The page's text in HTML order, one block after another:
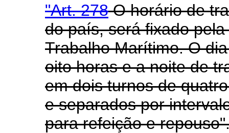
"Art. 278O horário de
do país, será fixado
Trabalho Marítimo. O
oito horas e a noite de
em dois turnos de
e separados por
para refeição e